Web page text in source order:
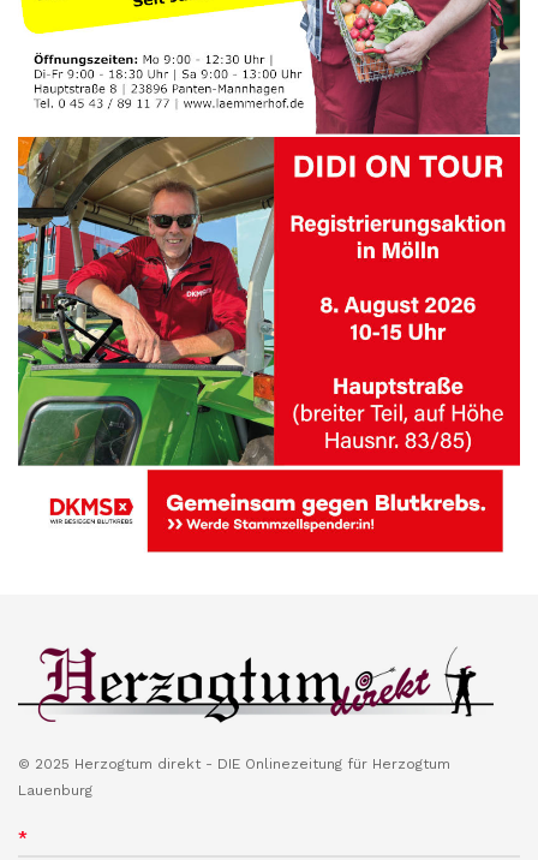
© 2025 Herzogtum direkt - DIE Onlinezeitung für Herzogtum
Lauenburg
*